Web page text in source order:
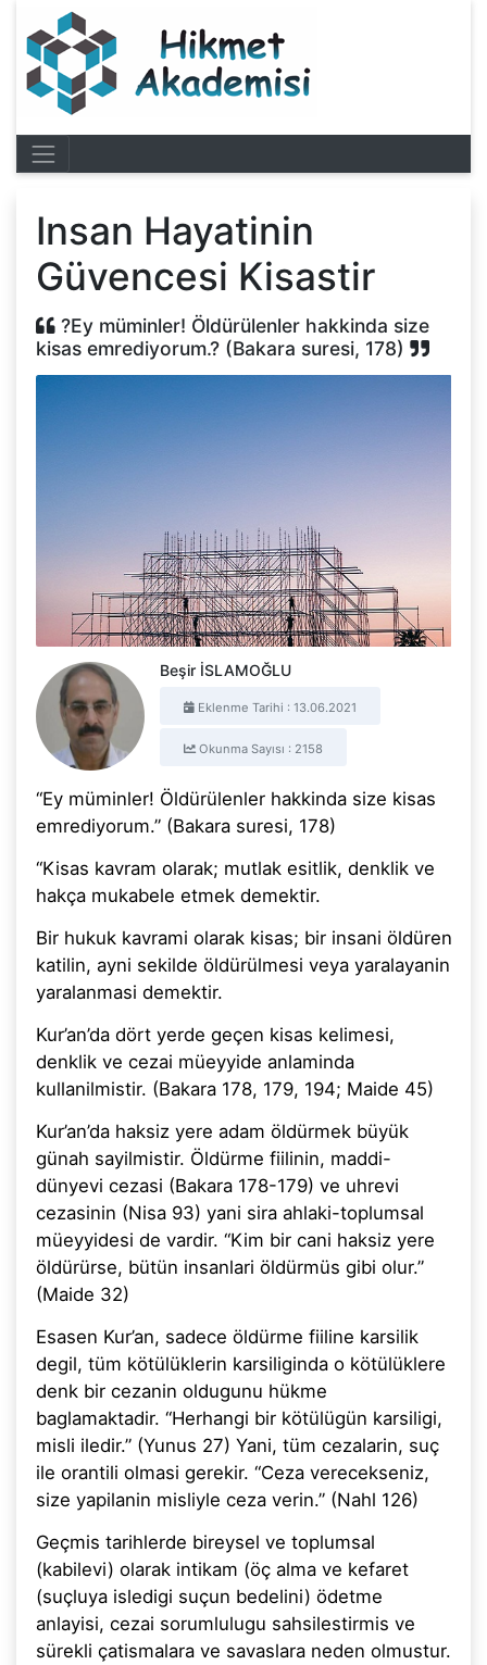
Insan Hayatinin
Güvencesi Kisastir
?Ey müminler! Öldürülenler hakkinda size
kisas emrediyorum.? (Bakara suresi, 178)
Beşir İSLAMOĞLU
Eklenme Tarihi : 13.06.2021
Okunma Sayısı : 2158
“Ey müminler! Öldürülenler hakkinda size kisas
emrediyorum.” (Bakara suresi, 178)
“Kisas kavram olarak; mutlak esitlik, denklik ve
hakça mukabele etmek demektir.
Bir hukuk kavrami olarak kisas; bir insani öldüren
katilin, ayni sekilde öldürülmesi veya yaralayanin
yaralanmasi demektir.
Kur’an’da dört yerde geçen kisas kelimesi,
denklik ve cezai müeyyide anlaminda
kullanilmistir. (Bakara 178, 179, 194; Maide 45)
Kur’an’da haksiz yere adam öldürmek büyük
günah sayilmistir. Öldürme fiilinin, maddi-
dünyevi cezasi (Bakara 178-179) ve uhrevi
cezasinin (Nisa 93) yani sira ahlaki-toplumsal
müeyyidesi de vardir. “Kim bir cani haksiz yere
öldürürse, bütün insanlari öldürmüs gibi olur.”
(Maide 32)
Esasen Kur’an, sadece öldürme fiiline karsilik
degil, tüm kötülüklerin karsiliginda o kötülüklere
denk bir cezanin oldugunu hükme
baglamaktadir. “Herhangi bir kötülügün karsiligi,
misli iledir.” (Yunus 27) Yani, tüm cezalarin, suç
ile orantili olmasi gerekir. “Ceza verecekseniz,
size yapilanin misliyle ceza verin.” (Nahl 126)
Geçmis tarihlerde bireysel ve toplumsal
(kabilevi) olarak intikam (öç alma ve kefaret
(suçluya isledigi suçun bedelini) ödetme
anlayisi, cezai sorumlulugu sahsilestirmis ve
sürekli çatismalara ve savaslara neden olmustur.